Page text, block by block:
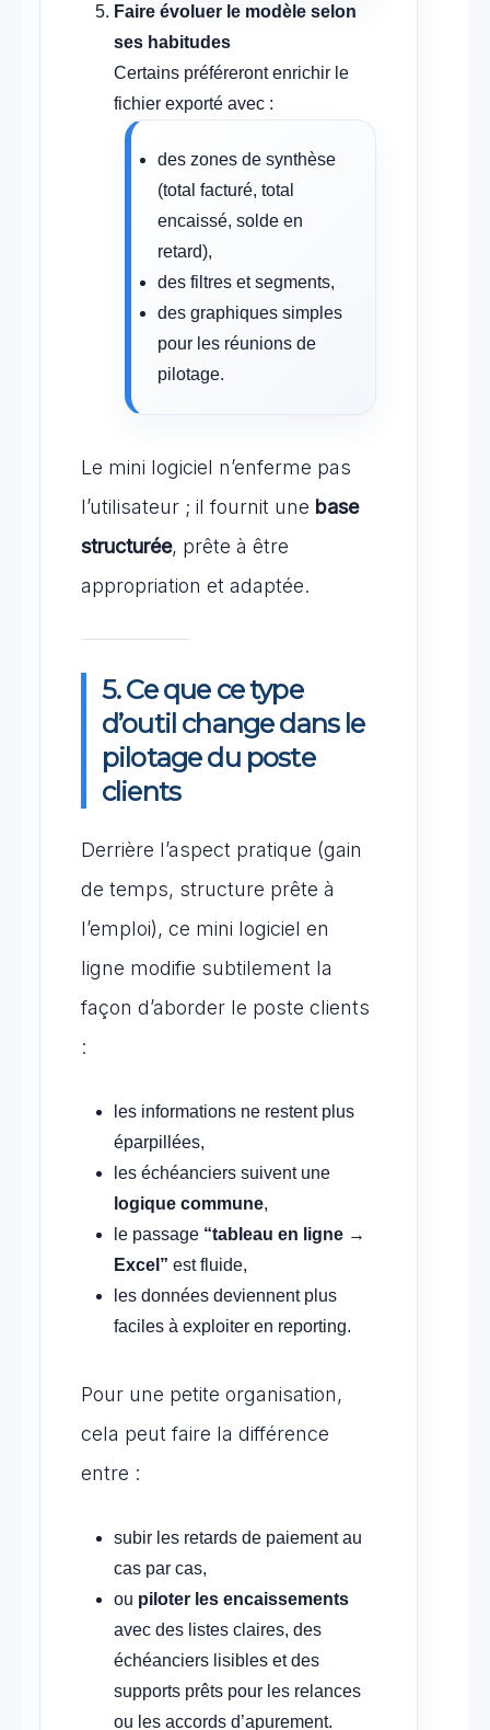
Faire évoluer le modèle selon
ses habitudes
Certains préféreront enrichir le
fichier exporté avec :
des zones de synthèse
(total facturé, total
encaissé, solde en
retard),
des filtres et segments,
des graphiques simples
pour les réunions de
pilotage.
Le mini logiciel n’enferme pas
l’utilisateur ; il fournit une base
structurée, prête à être
appropriation et adaptée.
5. Ce que ce type
d’outil change dans le
pilotage du poste
clients
Derrière l’aspect pratique (gain
de temps, structure prête à
l’emploi), ce mini logiciel en
ligne modifie subtilement la
façon d’aborder le poste clients
:
les informations ne restent plus
éparpillées,
les échéanciers suivent une
logique commune,
le passage “tableau en ligne →
Excel” est fluide,
les données deviennent plus
faciles à exploiter en reporting.
Pour une petite organisation,
cela peut faire la différence
entre :
subir les retards de paiement au
cas par cas,
ou piloter les encaissements
avec des listes claires, des
échéanciers lisibles et des
supports prêts pour les relances
ou les accords d’apurement.